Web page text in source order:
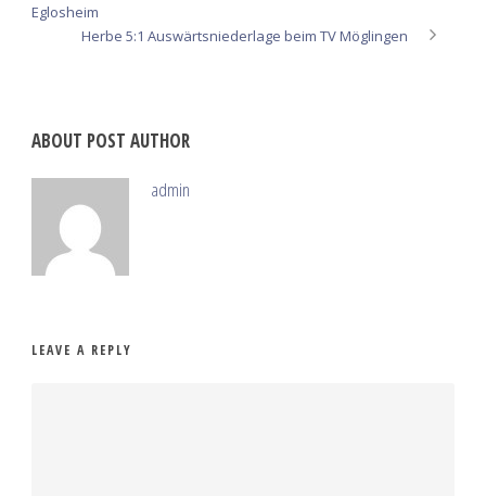
Eglosheim
Herbe 5:1 Auswärtsniederlage beim TV Möglingen
ABOUT POST AUTHOR
admin
LEAVE A REPLY